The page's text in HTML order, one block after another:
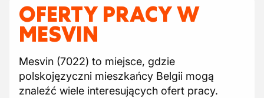
OFERTY PRACY W
MESVIN
Mesvin (7022) to miejsce, gdzie
polskojęzyczni mieszkańcy Belgii mogą
znaleźć wiele interesujących ofert pracy.